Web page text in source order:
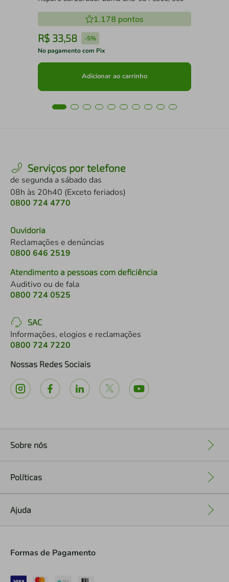
1.178 pontos
R$ 33,58 -5%
No pagamento com Pix
Adicionar ao carrinho
Serviços por telefone
de segunda a sábado das
08h às 20h40 (Exceto feriados)
0800 724 4770
Ouvidoria
Reclamações e denúncias
0800 646 2519
Atendimento a pessoas com deficiência
Auditivo ou de fala
0800 724 0525
SAC
Informações, elogios e reclamações
0800 724 7220
Nossas Redes Sociais
Sobre nós
Políticas
Ajuda
Formas de Pagamento